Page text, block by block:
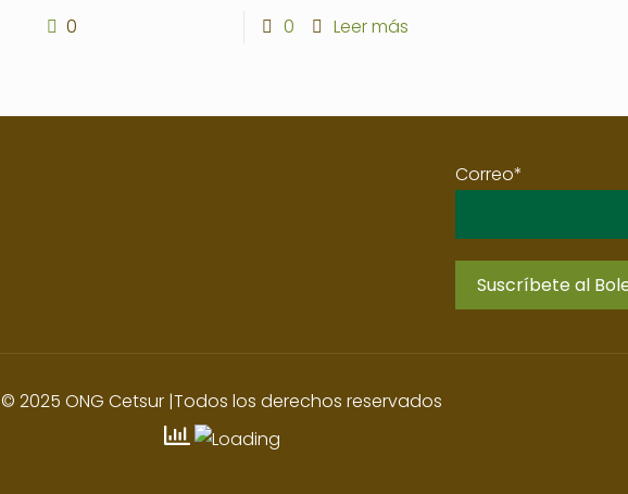
0 0 Leer más
Correo*
© 2025 ONG Cetsur |Todos los derechos reservados